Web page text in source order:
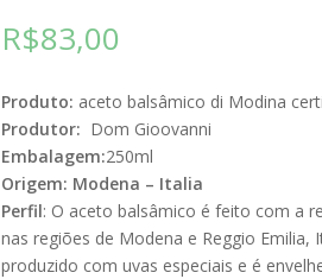
R$83,00
Produto: aceto balsâmico di Modina
Produtor: Dom Gioovanni
Embalagem:250ml
Origem: Modena – Italia
Perfil: O aceto balsâmico é feito com a
nas regiões de Modena e Reggio Emilia,
produzido com uvas especiais e é